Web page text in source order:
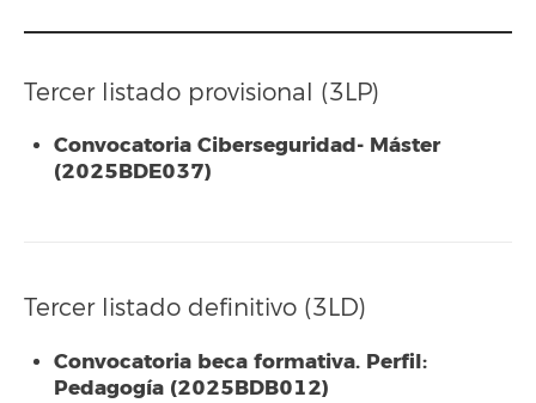
Tercer listado provisional (3LP)
Convocatoria Ciberseguridad- Máster
(2025BDE037)
Tercer listado definitivo (3LD)
Convocatoria beca formativa. Perfil:
Pedagogía (2025BDB012)